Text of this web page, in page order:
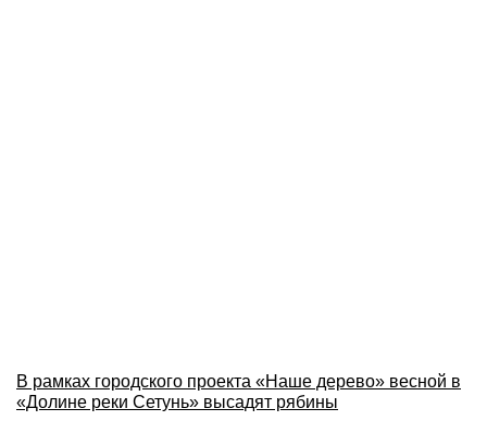
В рамках городского проекта «Наше дерево» весной в
«Долине реки Сетунь» высадят рябины